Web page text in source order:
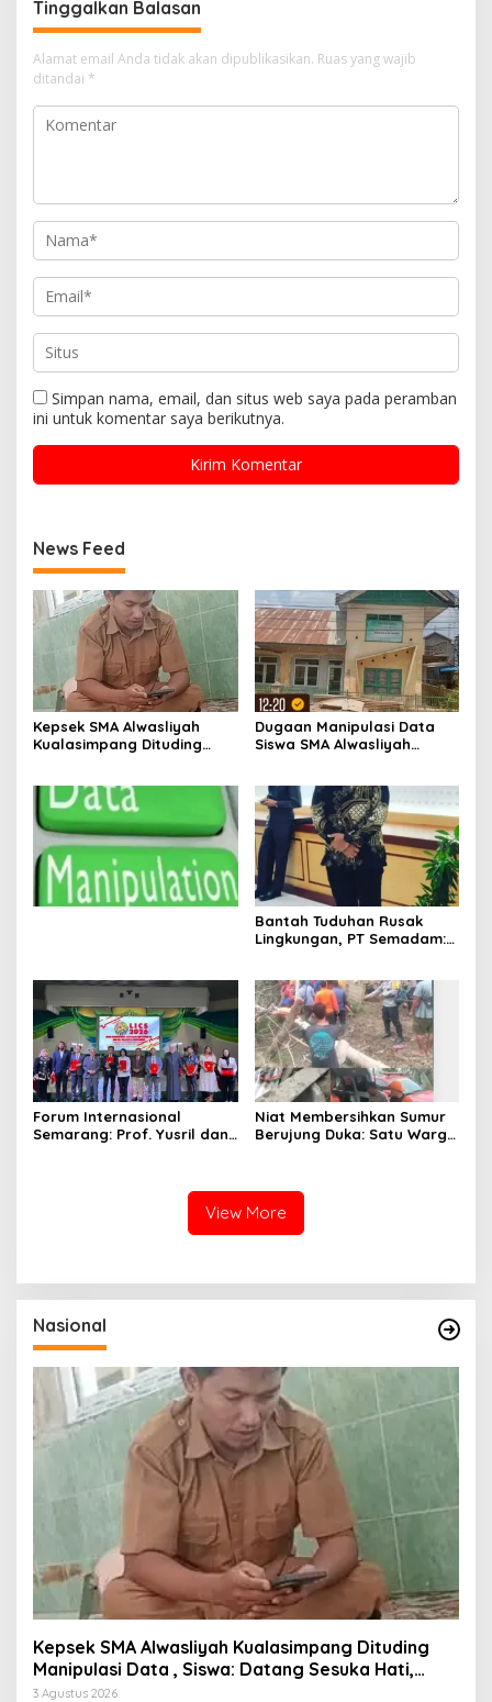
Anak
Tinggalkan Balasan
Alamat email Anda tidak akan dipublikasikan. Ruas yang wajib
ditandai *
Simpan nama, email, dan situs web saya pada peramban
ini untuk komentar saya berikutnya.
News Feed
Kepsek SMA Alwasliyah
Kualasimpang Dituding
MBG Disalurkan ke Guru &
Pesantren
Dugaan Manipulasi Data
Siswa SMA Alwasliyah
Dana BOS & Paket Makan
Bergizi
Bantah Tuduhan Rusak
Lingkungan, PT Semadam:
Tidak Bersalah
Forum Internasional
Semarang: Prof. Yusril dan
Lindungi Perempuan dan
Niat Membersihkan Sumur
Berujung Duka: Satu Warga
View More
Nasional
Kepsek SMA Alwasliyah Kualasimpang Dituding
Manipulasi Data , Siswa: Datang Sesuka Hati,
Dana MBG Disalurkan ke Guru & Pesantren
3 Agustus 2026